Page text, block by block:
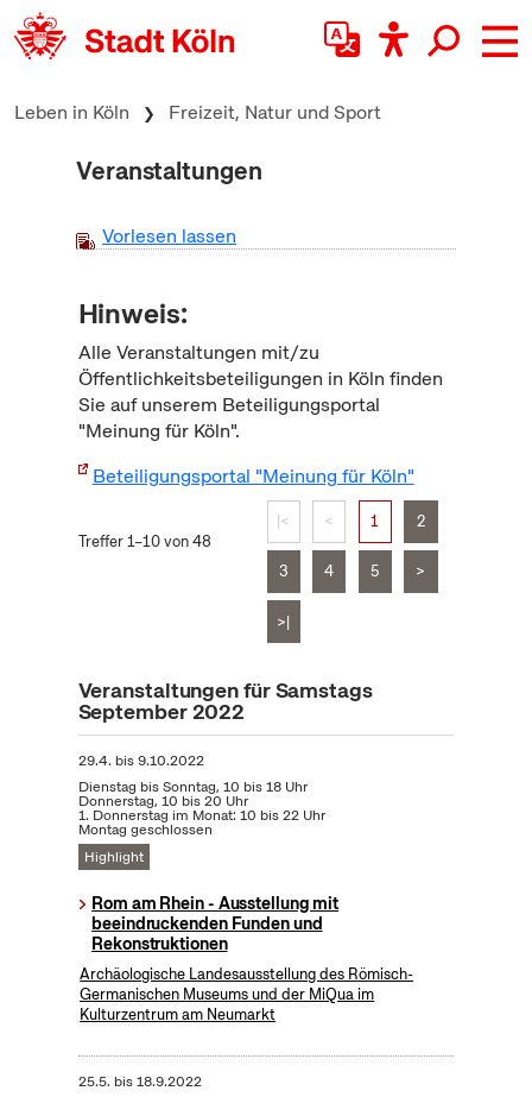
zum Inhalt springen
Leben in Köln Freizeit, Natur und Sport
Veranstaltungen
Vorlesen lassen
Hinweis:
Alle Veranstaltungen mit/zu
Öffentlichkeitsbeteiligungen in Köln finden
Sie auf unserem Beteiligungsportal
"Meinung für Köln".
Beteiligungsportal "Meinung für Köln"
Treffer 1–10 von 48
|< < 1 2
3 4 5 >
>|
Veranstaltungen für Samstags
September 2022
29.4. bis9.10.2022
Dienstag bis Sonntag, 10 bis 18 Uhr
Donnerstag, 10 bis 20 Uhr
1. Donnerstag im Monat: 10 bis 22 Uhr
Montag geschlossen
Highlight
Rom am Rhein - Ausstellung mit
beeindruckenden Funden und
Rekonstruktionen
Archäologische Landesausstellung des Römisch-
Germanischen Museums und der MiQua im
Kulturzentrum am Neumarkt
25.5. bis18.9.2022